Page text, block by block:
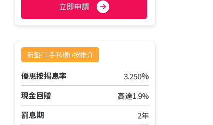
立即申請
新盤/二手私樓H按推介
優惠按揭息率 3.250%
現金回贈
高達1.9%
罰息期
2年